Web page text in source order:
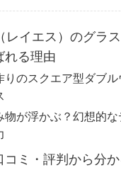
レイエス）のグラ
れる理由
りのスクエア型ダブ
物が浮かぶ？幻想的
コミ・評判から分